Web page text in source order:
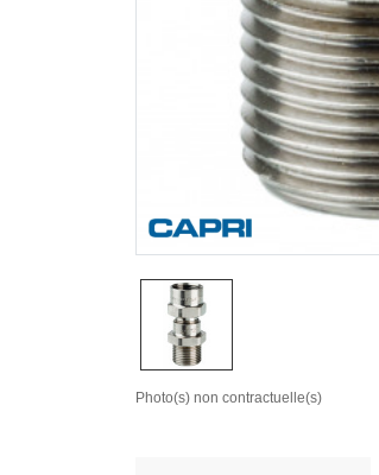
Photo(s) non contractuelle(s)